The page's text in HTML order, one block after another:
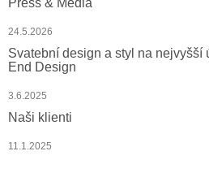
Press & Media
24.5.2026
Svatební design a styl na nejvyšší
End Design
3.6.2025
Naši klienti
11.1.2025